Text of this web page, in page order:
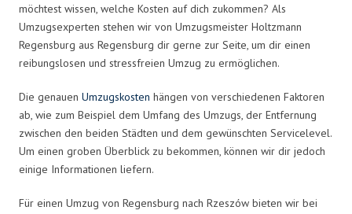
möchtest wissen, welche Kosten auf dich zukommen? Als
Umzugsexperten stehen wir von Umzugsmeister Holtzmann
Regensburg aus Regensburg dir gerne zur Seite, um dir einen
reibungslosen und stressfreien Umzug zu ermöglichen.
Die genauen Umzugskosten hängen von verschiedenen Faktoren
ab, wie zum Beispiel dem Umfang des Umzugs, der Entfernung
zwischen den beiden Städten und dem gewünschten Servicelevel.
Um einen groben Überblick zu bekommen, können wir dir jedoch
einige Informationen liefern.
Für einen Umzug von Regensburg nach Rzeszów bieten wir bei